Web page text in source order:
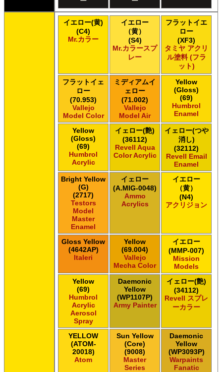
ＧＳＩクレオス Mr.カラー スーパーメタリック 2
ＧＳＩクレオス Mr.カラースプレー
ＧＳＩクレオス Mr.クリアカラーGX
ＧＳＩクレオス Mr.クリスタルカラー
ＧＳＩクレオス Mr.サーフェイサー/プライマー
ＧＳＩクレオス Mr.メタリックカラーGX
ＧＳＩクレオス Mr.メタルカラー
ＧＳＩクレオス アクリジョン
ＧＳＩクレオス ガンダムカラー
ＧＳＩクレオス ガンダムカラー
ＧＳＩクレオス ガンダムカラースプレー
ＧＳＩクレオス ガンダムカラースプレー
ＧＳＩクレオス ガンダムマーカー
ＧＳＩクレオス 水性ホビーカラー
イエロー(黄)
(C4)
Mr.カラー
イエロー
（黄）
(S4)
Mr.カラースプ
レー
フラットイエ
ロー
(XF3)
タミヤ アクリ
ル塗料 (フラ
ット)
フラットイェ
ロー
(70.953)
Vallejo
Model Color
ミディアムイ
ェロー
(71.002)
Vallejo
Model Air
Yellow
(Gloss)
(69)
Humbrol
Enamel
Yellow
(Gloss)
(69)
Humbrol
Acrylic
イェロー(艶)
(36112)
Revell Aqua
Color Acrylic
イェロー(つや
消し)
(32112)
Revell Email
Enamel
Bright Yellow
(G)
(2717)
Testors
Model
Master
Enamel
イェロー
(A.MIG-0048)
Ammo
Acrylics
イエロー
（黄）
(N4)
アクリジョン
Gloss Yellow
(4642AP)
Italeri
Yellow
(69.004)
Vallejo
Mecha Color
イエロー
(MMP-007)
Mission
Models
Yellow
(69)
Humbrol
Acrylic
Aerosol
Spray
Daemonic
Yellow
(WP1107P)
Army Painter
イェロー(艶)
(34112)
Revell スプレ
ーカラー
YELLOW
(ATOM-
20018)
Atom
Sun Yellow
(Core)
(9008)
Master
Series
Daemonic
Yellow
(WP3093P)
Warpaints
Fanatic